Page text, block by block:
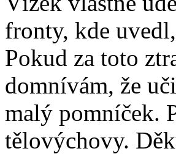
fronty, kde
Pokud za toto
domnívám, že
malý pomníček.
tělovýchovy.